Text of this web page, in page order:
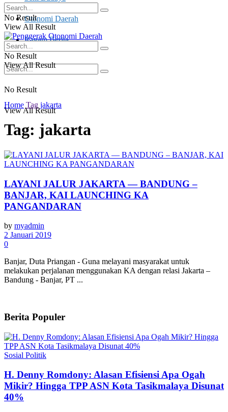
Otonomi Daerah
Ragam Berita
No Result
View All Result
No Result
View All Result
No Result
View All Result
Home Tag jakarta
Tag: jakarta
LAYANI JALUR JAKARTA — BANDUNG –
BANJAR, KAI LAUNCHING KA
PANGANDARAN
by myadmin
2 Januari 2019
0
Banjar, Duta Priangan - Guna melayani masyarakat untuk
melakukan perjalanan menggunakan KA dengan relasi Jakarta –
Bandung - Banjar, PT ...
Berita Populer
Sosial Politik
H. Denny Romdony: Alasan Efisiensi Apa Ogah
Mikir? Hingga TPP ASN Kota Tasikmalaya Disunat
40%